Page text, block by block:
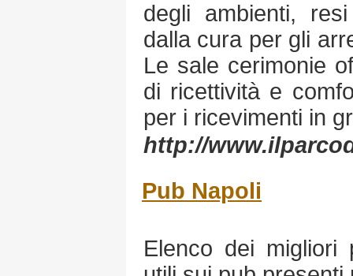
degli ambienti,
dalla cura per gli
Le sale cerimonie
di ricettività e
per i ricevimenti in
http://
Pub Napoli
Elenco dei migliori